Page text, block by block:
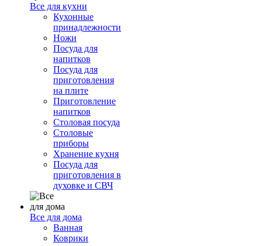
Все для кухни
Кухонные
принадлежности
Ножи
Посуда для
напитков
Посуда для
приготовления
на плите
Приготовление
напитков
Столовая посуда
Столовые
приборы
Хранение кухня
Посуда для
приготовления в
духовке и СВЧ
Все для дома
Ванная
Коврики